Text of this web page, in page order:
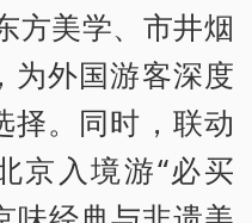
方美学、市井烟
为外国游客深度
择。同时，联动
京入境游“必买